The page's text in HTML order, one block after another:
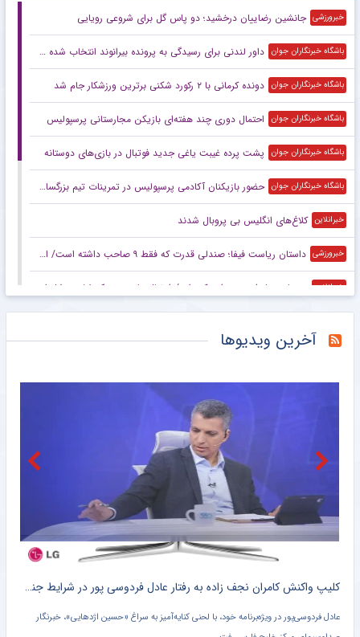
خبرورزشی جانشین رضاییان درخشید؛ دو پاس گل برای شروعی رویایی
باشگاه خبرنگاران جوان داور لندنی برای رسیدگی به پرونده بیرانوند انتخاب شده است
باشگاه خبرنگاران جوان دونده کرمانی با ۲ رکورد شکنی برترین ورزشکار جام شد
باشگاه خبرنگاران جوان احتمال دوری چند هفته‌ای بازیکن مجارستانی پرسپولیس
باشگاه خبرنگاران جوان پشت پرده غیبت یاغی جدید فوتبال در بازی‌های دوستانه
باشگاه خبرنگاران جوان حضور بازیکنان آکادمی پرسپولیس در تمرینات تیم بزرگسالان
خبرانلاین کلاغ‌های انگلیس بی پروبال شدند
خبرورزشی داستان ریاست فیفا؛ صندلی قدرت که فقط ۹ صاحب داشته است/ اینفانتینو در پی ادامه حکمرانی در روزهای جنجالی
خبرانلاین به جای پیشرفت، پسرفت کرده‌ایم/ فوتبال ما دست یک مُشت دلال است
منتقد تیم ملی که خودش در لیگ امسال تیم ندارد!
وضعیت مبهم طارمی در المپیاکوس
خبرگزاری دانشجو وینیسیوس به رکورد رونالدو رسید
قرارداد وینیسیوس تا ۲۰۳۲ با رئال‌ تمدید شد
آخرین ویدیوها
کلیپ واکنش کامران نجف زاده به رفتار عادل فردوسی پور در شرایط جنگی + سند
عادل فردوسی‌پور در ویژه‌برنامه خود، با لحنی کنایه‌آمیز به سراغ «حسین اژدهایی»، خبرنگار